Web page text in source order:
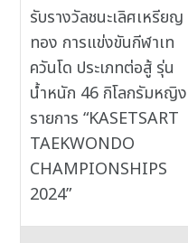
รับรางวัลชนะเลิศเหรียญ
ทอง การแข่งขันกีฬาเท
ควันโด ประเภทต่อสู้ รุ่น
น้ำหนัก 46 กิโลกรัมหญิง
รายการ “KASETSART
TAEKWONDO
CHAMPIONSHIPS
2024”